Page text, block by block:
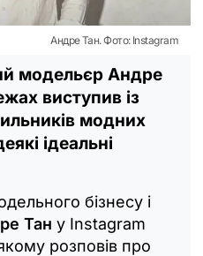
Андре Тан. Фото: Instagram
модельєр Андре
виступив із
модних
ідеальні
бізнесу і
Тан у Instagram
розповів про